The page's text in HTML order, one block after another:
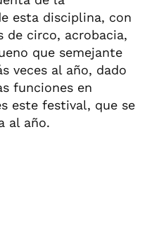
esta disciplina, con
de circo, acrobacia,
que semejante
veces al año, dado
funciones en
este festival, que se
al año.